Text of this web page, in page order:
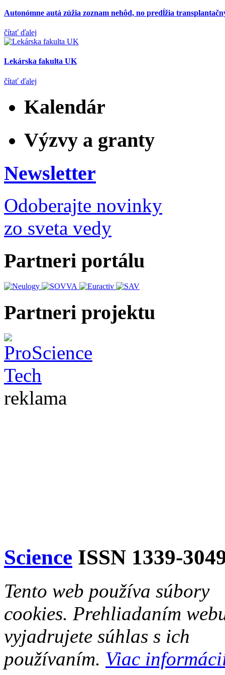
Autonómne autá zúžia zoznam nehôd, no predĺžia
čítať ďalej
Lekárska fakulta UK
čítať ďalej
Kalendár
Výzvy a granty
Newsletter
Odoberajte novinky
zo sveta vedy
Partneri portálu
Partneri projektu
reklama
Science ISSN 1339-
Tento web používa súbory
cookies. Prehliadaním
vyjadrujete súhlas s ich
používaním. Viac